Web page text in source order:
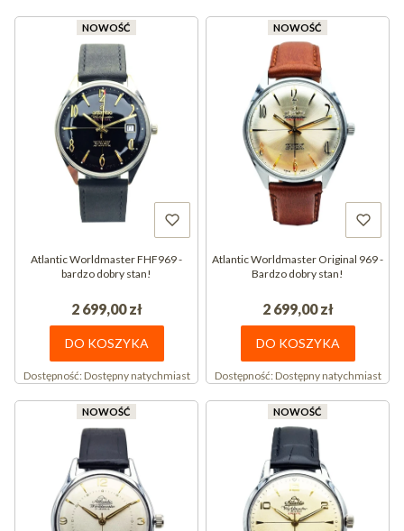
NOWOŚĆ
Atlantic Worldmaster FHF969 -
bardzo dobry stan!
2 699,00 zł
DO KOSZYKA
Dostępność:Dostępny natychmiast
NOWOŚĆ
Atlantic Worldmaster Original 969 -
Bardzo dobry stan!
2 699,00 zł
DO KOSZYKA
Dostępność:Dostępny natychmiast
NOWOŚĆ NOWOŚĆ